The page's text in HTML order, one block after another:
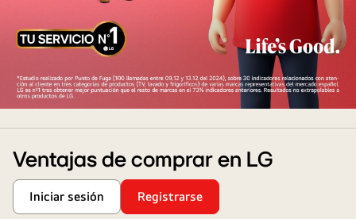
Ventajas de comprar en LG
Iniciar sesión Registrarse